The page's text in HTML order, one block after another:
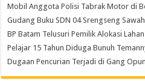
Mobil Anggota Polisi Tabrak Motor di
Gudang Buku SDN 04 Srengseng
BP Batam Telusuri Pemilik Alokasi
Pelajar 15 Tahun Diduga Bunuh
Dugaan Pencurian Terjadi di Gang